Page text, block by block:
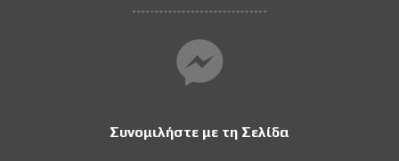
Συνομιλήστε με τη Σελίδα